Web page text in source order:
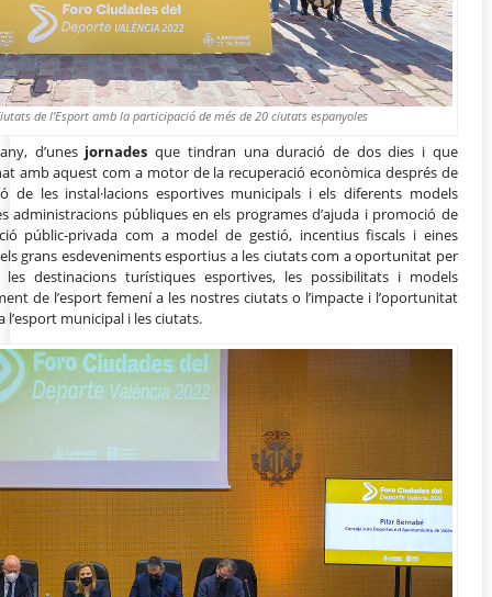
de l’Esport amb la participació de més de 20 ciutats espanyoles
d’unes jornades que tindran una duració de dos dies i que
amb aquest com a motor de la recuperació econòmica després de
de les instal·lacions esportives municipals i els diferents models
administracions públiques en els programes d’ajuda i promoció de
públic-privada com a model de gestió, incentius fiscals i eines
grans esdeveniments esportius a les ciutats com a oportunitat per
destinacions turístiques esportives, les possibilitats i models
de l’esport femení a les nostres ciutats o l’impacte i l’oportunitat
municipal i les ciutats.